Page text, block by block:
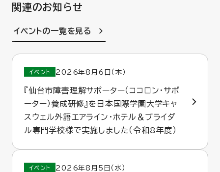
関連のお知らせ
イベントの一覧を見る
イベント 2026年8月6日（木）
『仙台市障害理解サポーター（ココロン・サポ
ーター）養成研修』を日本国際学園大学キャ
スウェル外語エアライン・ホテル＆ブライダ
ル専門学校様で実施しました（令和8年度）
イベント 2026年8月5日（水）